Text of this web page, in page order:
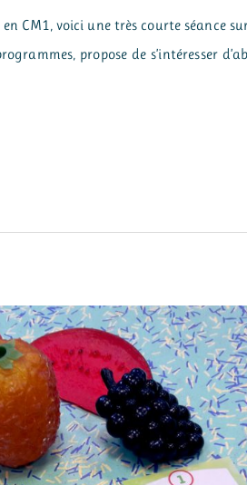
CM1, voici une très courte séance
propose de s’intéresser